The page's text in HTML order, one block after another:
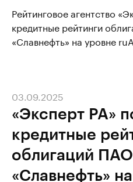
Рейтинговое агентство
кредитные рейтинги
«Славнефть» на уровне
«Эксперт РА»
кредитные
облигаций
«Славнефть»
03.09.2025